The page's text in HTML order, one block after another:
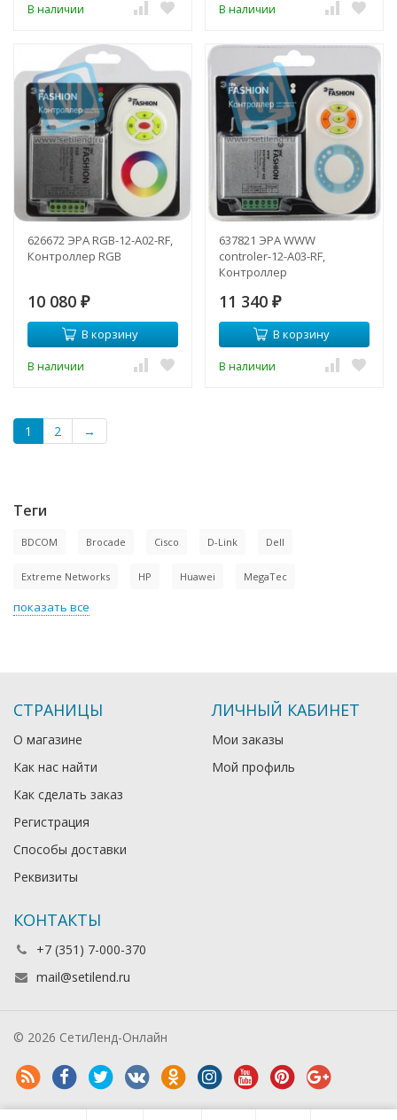
В наличии В наличии
626672 ЭРА RGB-12-A02-RF,
Контроллер RGB
10 080 ₽
В корзину
В наличии
637821 ЭРА WWW
controler-12-A03-RF,
Контроллер
11 340 ₽
В корзину
В наличии
1 2 →
Теги
BDCOM Brocade Cisco D-Link Dell
Extreme Networks HP Huawei MegaTec
показать все
СТРАНИЦЫ
О магазине
Как нас найти
Как сделать заказ
Регистрация
Способы доставки
Реквизиты
ЛИЧНЫЙ КАБИНЕТ
Мои заказы
Мой профиль
КОНТАКТЫ
+7 (351) 7-000-370
mail@setilend.ru
© 2026 СетиЛенд-Онлайн